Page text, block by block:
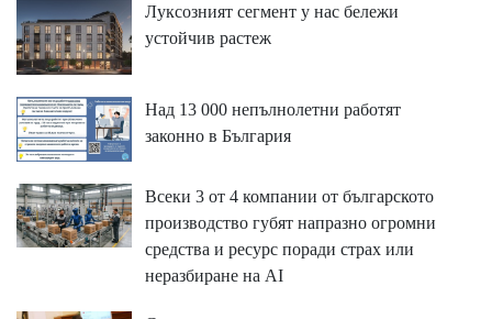
Луксозният сегмент у нас бележи
устойчив растеж
Над 13 000 непълнолетни работят
законно в България
Всеки 3 от 4 компании от българското
производство губят напразно огромни
средства и ресурс поради страх или
неразбиране на AI